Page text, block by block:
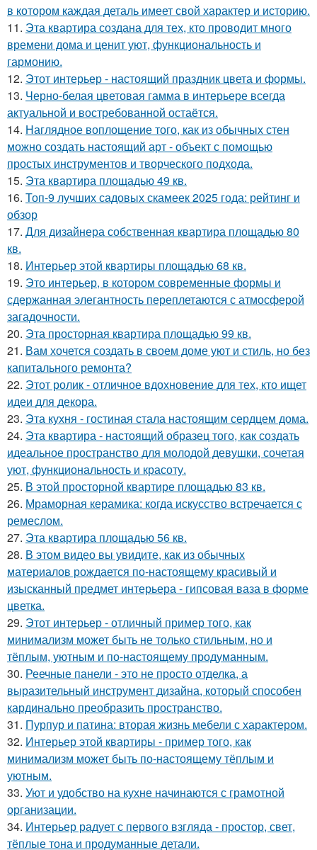
в котором каждая деталь имеет свой характер и историю.
11. Эта квартира создана для тех, кто проводит много
времени дома и ценит уют, функциональность и
гармонию.
12. Этот интерьер - настоящий праздник цвета и формы.
13. Черно-белая цветовая гамма в интерьере всегда
актуальной и востребованной остаётся.
14. Наглядное воплощение того, как из обычных стен
можно создать настоящий арт - объект с помощью
простых инструментов и творческого подхода.
15. Эта квартира площадью 49 кв.
16. Топ-9 лучших садовых скамеек 2025 года: рейтинг и
обзор
17. Для дизайнера собственная квартира площадью 80
кв.
18. Интерьер этой квартиры площадью 68 кв.
19. Это интерьер, в котором современные формы и
сдержанная элегантность переплетаются с атмосферой
загадочности.
20. Эта просторная квартира площадью 99 кв.
21. Вам хочется создать в своем доме уют и стиль, но без
капитального ремонта?
22. Этот ролик - отличное вдохновение для тех, кто ищет
идеи для декора.
23. Эта кухня - гостиная стала настоящим сердцем дома.
24. Эта квартира - настоящий образец того, как создать
идеальное пространство для молодой девушки, сочетая
уют, функциональность и красоту.
25. В этой просторной квартире площадью 83 кв.
26. Мраморная керамика: когда искусство встречается с
ремеслом.
27. Эта квартира площадью 56 кв.
28. В этом видео вы увидите, как из обычных
материалов рождается по-настоящему красивый и
изысканный предмет интерьера - гипсовая ваза в форме
цветка.
29. Этот интерьер - отличный пример того, как
минимализм может быть не только стильным, но и
тёплым, уютным и по-настоящему продуманным.
30. Реечные панели - это не просто отделка, а
выразительный инструмент дизайна, который способен
кардинально преобразить пространство.
31. Пурпур и патина: вторая жизнь мебели с характером.
32. Интерьер этой квартиры - пример того, как
минимализм может быть по-настоящему тёплым и
уютным.
33. Уют и удобство на кухне начинаются с грамотной
организации.
34. Интерьер радует с первого взгляда - простор, свет,
тёплые тона и продуманные детали.